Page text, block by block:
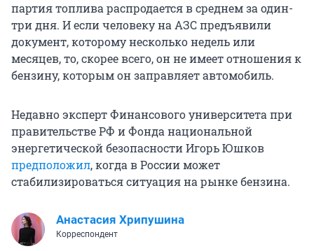
партия топлива распродается в среднем за один-
три дня. И если человеку на АЗС предъявили
документ, которому несколько недель или
месяцев, то, скорее всего, он не имеет отношения к
бензину, которым он заправляет автомобиль.
Недавно эксперт Финансового университета при
правительстве РФ и Фонда национальной
энергетической безопасности Игорь Юшков
предположил, когда в России может
стабилизироваться ситуация на рынке бензина.
Анастасия Хрипушина
Корреспондент